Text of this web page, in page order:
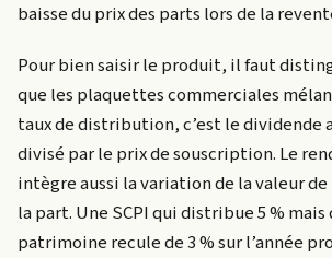
baisse du prix des parts lors de la
Pour bien saisir le produit, il faut
que les plaquettes commerciales
taux de distribution, c’est le dividende
divisé par le prix de souscription. Le
intègre aussi la variation de la valeur
la part. Une SCPI qui distribue 5 %
patrimoine recule de 3 % sur l’année